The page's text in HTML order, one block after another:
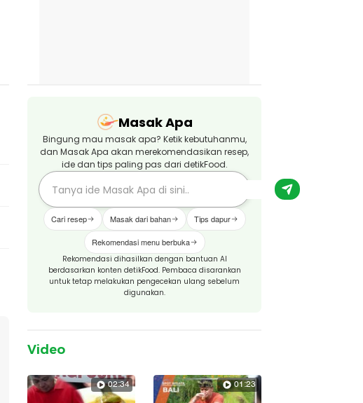
Masak Apa
Bingung mau masak apa? Ketik kebutuhanmu,
dan Masak Apa akan merekomendasikan resep,
ide dan tips paling pas dari detikFood.
Cari resep Masak dari bahan Tips dapur
Rekomendasi menu berbuka
Rekomendasi dihasilkan dengan bantuan AI
berdasarkan konten detikFood. Pembaca disarankan
untuk tetap melakukan pengecekan ulang sebelum
digunakan.
Video
02:34 01:23